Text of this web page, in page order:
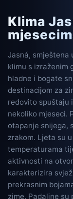
Klima
Jasná, smještena
klimu s izraženim
hladne i bogate
destinacijom za
redovito spuštaju
nekoliko mjeseci.
otapanje snijega,
zrakom. Ljeta su
temperaturama
aktivnosti na
karakterizira
prekrasnim
zime. Padaline